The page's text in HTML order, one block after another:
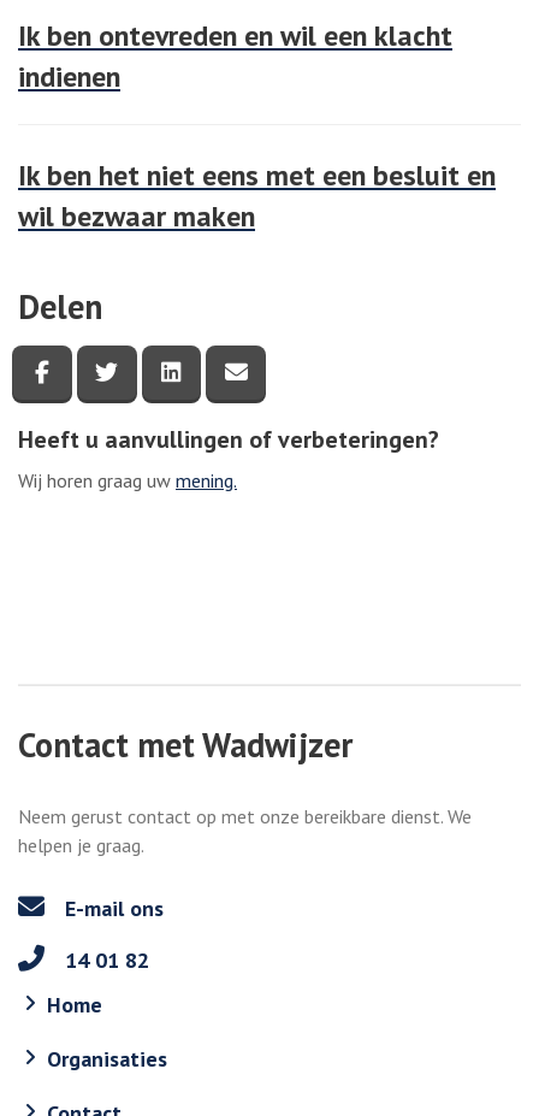
Ik ben ontevreden en wil een klacht
indienen
Ik ben het niet eens met een besluit en
wil bezwaar maken
Delen
Deel deze pagina via Facebook
Deel deze pagina via Twitter
Deel deze pagina via LinkedIn
Heeft u aanvullingen of verbeteringen?
Wij horen graag uw mening.
Contact met Wadwijzer
Neem gerust contact op met onze bereikbare dienst. We
helpen je graag.
E-mail ons
14 01 82
Home
Organisaties